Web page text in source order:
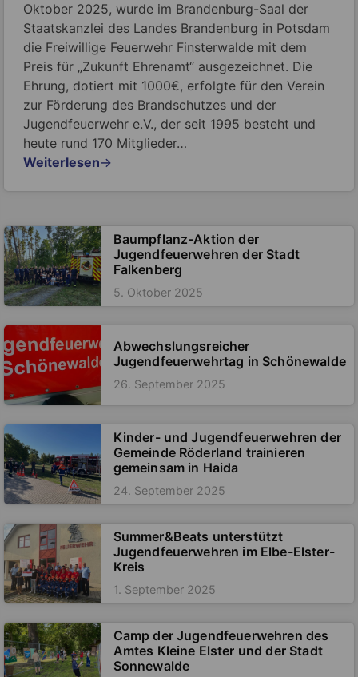
Oktober 2025, wurde im Brandenburg-Saal der
Staatskanzlei des Landes Brandenburg in Potsdam
die Freiwillige Feuerwehr Finsterwalde mit dem
Preis für „Zukunft Ehrenamt“ ausgezeichnet. Die
Ehrung, dotiert mit 1000€, erfolgte für den Verein
zur Förderung des Brandschutzes und der
Jugendfeuerwehr e.V., der seit 1995 besteht und
heute rund 170 Mitglieder…
Weiterlesen→
Baumpflanz-Aktion der
Jugendfeuerwehren der Stadt
Falkenberg
5. Oktober 2025
Abwechslungsreicher
Jugendfeuerwehrtag in Schönewalde
26. September 2025
Kinder- und Jugendfeuerwehren der
Gemeinde Röderland trainieren
gemeinsam in Haida
24. September 2025
Summer&Beats unterstützt
Jugendfeuerwehren im Elbe-Elster-
Kreis
1. September 2025
Camp der Jugendfeuerwehren des
Amtes Kleine Elster und der Stadt
Sonnewalde